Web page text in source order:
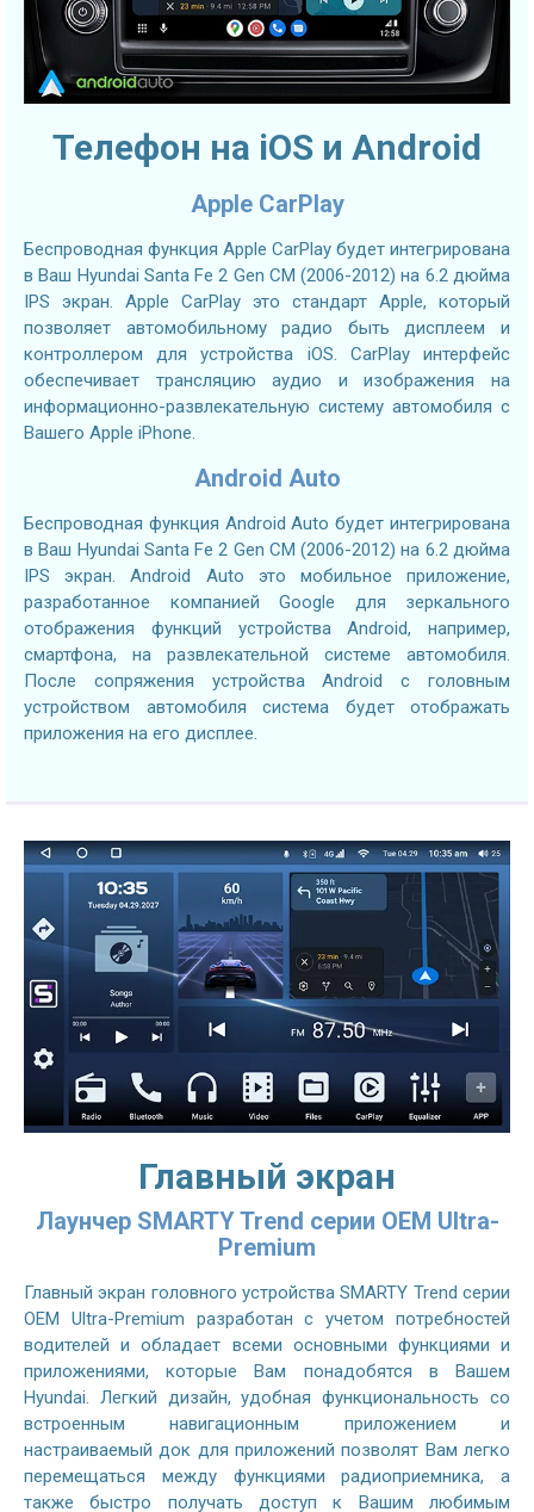
Телефон на iOS и Android
Apple CarPlay
Беспроводная функция Apple CarPlay будет интегрирована
в Ваш Hyundai Santa Fe 2 Gen CM (2006-2012) на 6.2 дюйма
IPS экран. Apple CarPlay это стандарт Apple, который
позволяет автомобильному радио быть дисплеем и
контроллером для устройства iOS. CarPlay интерфейс
обеспечивает трансляцию аудио и изображения на
информационно-развлекательную систему автомобиля с
Вашего Apple iPhone.
Android Auto
Беспроводная функция Android Auto будет интегрирована
в Ваш Hyundai Santa Fe 2 Gen CM (2006-2012) на 6.2 дюйма
IPS экран. Android Auto это мобильное приложение,
разработанное компанией Google для зеркального
отображения функций устройства Android, например,
смартфона, на развлекательной системе автомобиля.
После сопряжения устройства Android с головным
устройством автомобиля система будет отображать
приложения на его дисплее.
Главный экран
Лаунчер SMARTY Trend серии OEM Ultra-
Premium
Главный экран головного устройства SMARTY Trend серии
OEM Ultra-Premium разработан с учетом потребностей
водителей и обладает всеми основными функциями и
приложениями, которые Вам понадобятся в Вашем
Hyundai. Легкий дизайн, удобная функциональность со
встроенным навигационным приложением и
настраиваемый док для приложений позволят Вам легко
перемещаться между функциями радиоприемника, а
также быстро получать доступ к Вашим любимым